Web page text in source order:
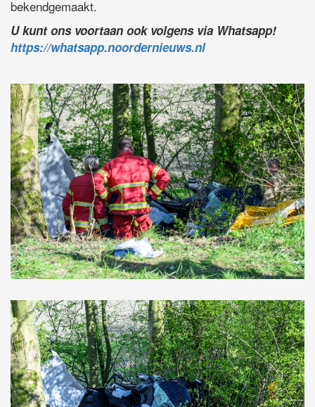
bekendgemaakt.
U kunt ons voortaan ook volgens via Whatsapp!
https://whatsapp.noordernieuws.nl